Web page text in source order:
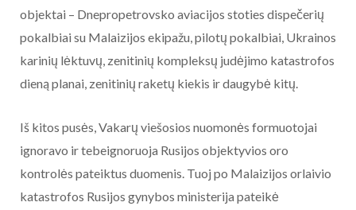
objektai – Dnepropetrovsko aviacijos stoties dispečerių
pokalbiai su Malaizijos ekipažu, pilotų pokalbiai, Ukrainos
karinių lėktuvų, zenitinių kompleksų judėjimo katastrofos
dieną planai, zenitinių raketų kiekis ir daugybė kitų.
Iš kitos pusės, Vakarų viešosios nuomonės formuotojai
ignoravo ir tebeignoruoja Rusijos objektyvios oro
kontrolės pateiktus duomenis. Tuoj po Malaizijos orlaivio
katastrofos Rusijos gynybos ministerija pateikė